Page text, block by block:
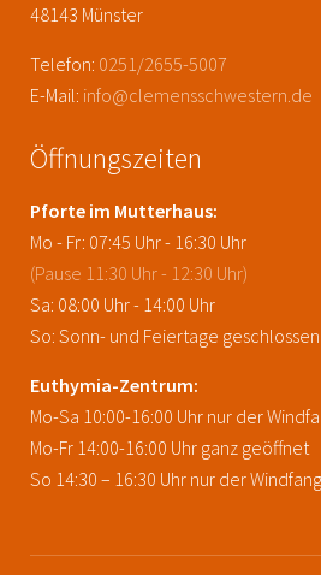
48143 Münster
Telefon: 0251/2655-5007
E-Mail: info@clemensschwestern.de
Öffnungszeiten
Pforte im Mutterhaus:
Mo - Fr: 07:45 Uhr - 16:30 Uhr
(Pause 11:30 Uhr - 12:30 Uhr)
Sa: 08:00 Uhr - 14:00 Uhr
So: Sonn- und Feiertage geschlossen
Euthymia-Zentrum:
Mo-Sa 10:00-16:00 Uhr nur der
Mo-Fr 14:00-16:00 Uhr ganz geöffnet
So 14:30 – 16:30 Uhr nur der Windfang